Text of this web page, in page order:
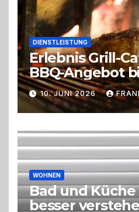
DIENSTLEISTUNG
Erlebnis Grill-
BBQ-Angebot
perfekten
Trend zu
Live-Cooking
10. JUNI 2026
WOHNEN
Bad und
besser